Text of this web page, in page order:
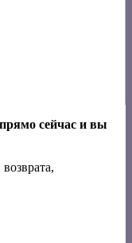
прямо сейчас и вы